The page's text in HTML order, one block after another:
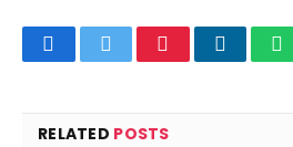
FacebookTwitterPinterestLinkedIn
RELATED POSTS